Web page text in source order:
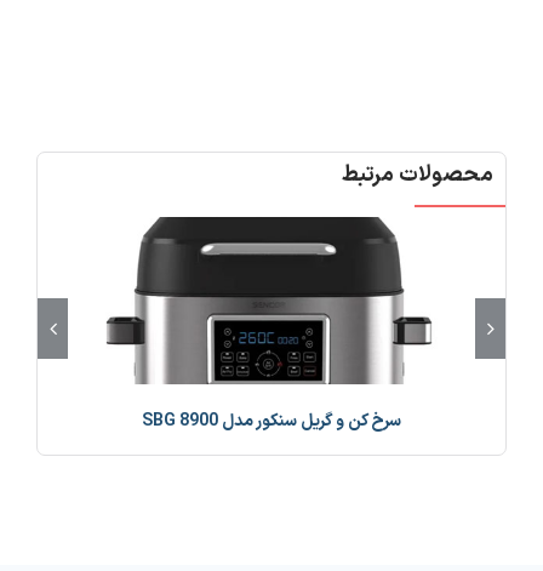
محصولات مرتبط
سرخ کن و گریل سنکور مدل SBG 8900